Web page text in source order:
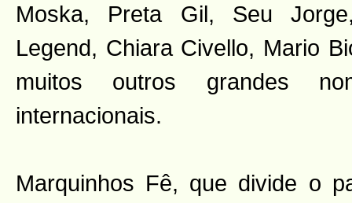
Moska, Preta Gil, Seu
Legend, Chiara Civello, Mario
muitos outros grandes
internacionais.
Marquinhos Fê, que divide o